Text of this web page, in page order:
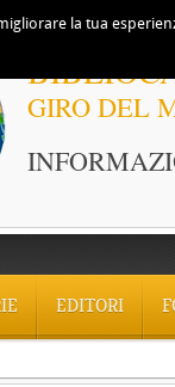
GIRO DEL
EDITORI
la tua